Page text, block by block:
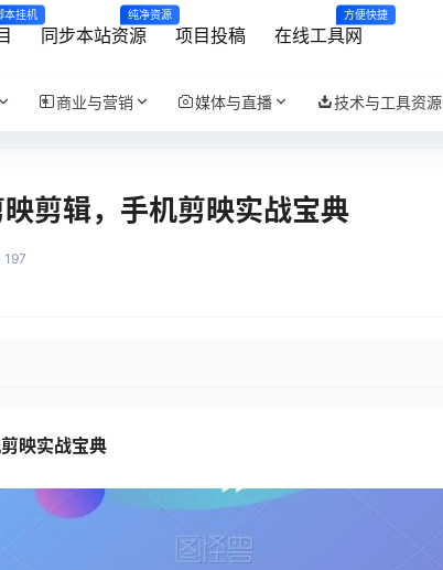
本挂机
同步本站资源
纯净资源
项目投稿 在线工具网
方便快捷
商业与营销 媒体与直播 技术与工具资源
剪辑，手机剪映实战宝典
197
映实战宝典